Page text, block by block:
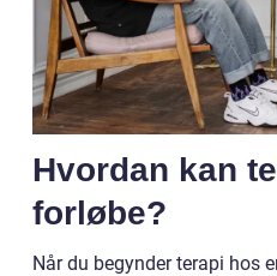
Hvordan kan
forløbe?
Når du begynder terapi hos